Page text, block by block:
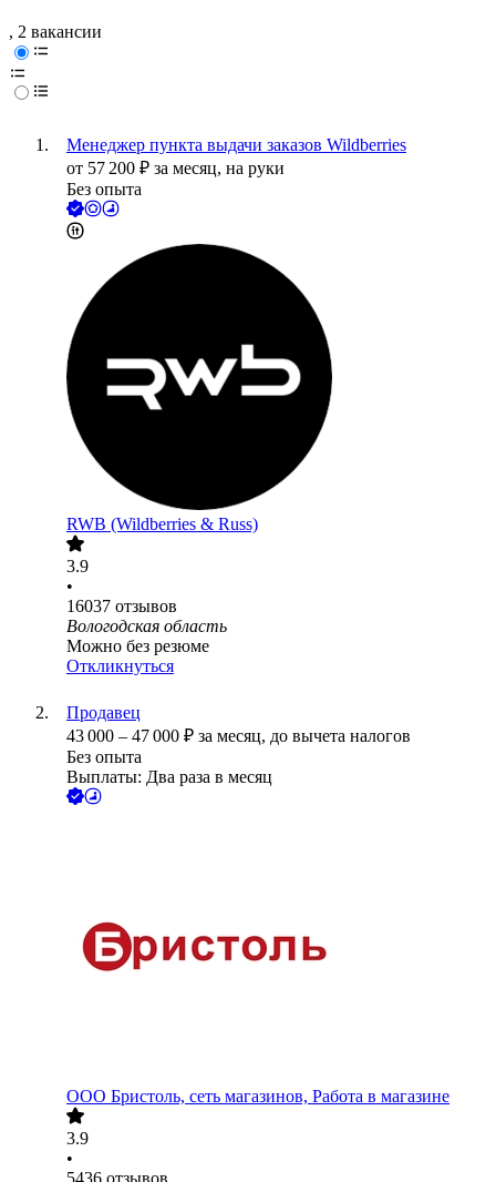
, 2 вакансии
Менеджер пункта выдачи заказов Wildberries
от 57 200 ₽ за месяц, на руки
Без опыта
RWB (Wildberries & Russ)
3.9
•
16037 отзывов
Вологодская область
Можно без резюме
Откликнуться
Продавец
43 000 – 47 000 ₽ за месяц, до вычета налогов
Без опыта
Выплаты: Два раза в месяц
ООО Бристоль, сеть магазинов, Работа в магазине
3.9
•